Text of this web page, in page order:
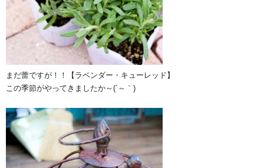
まだ蕾ですが！！【ラベンダー・キューレッド】
この季節がやってきましたか～(´～｀)